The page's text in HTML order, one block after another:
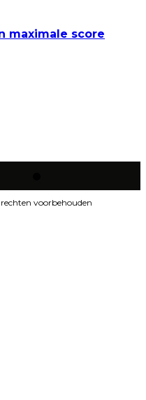
maximale score
voorbehouden